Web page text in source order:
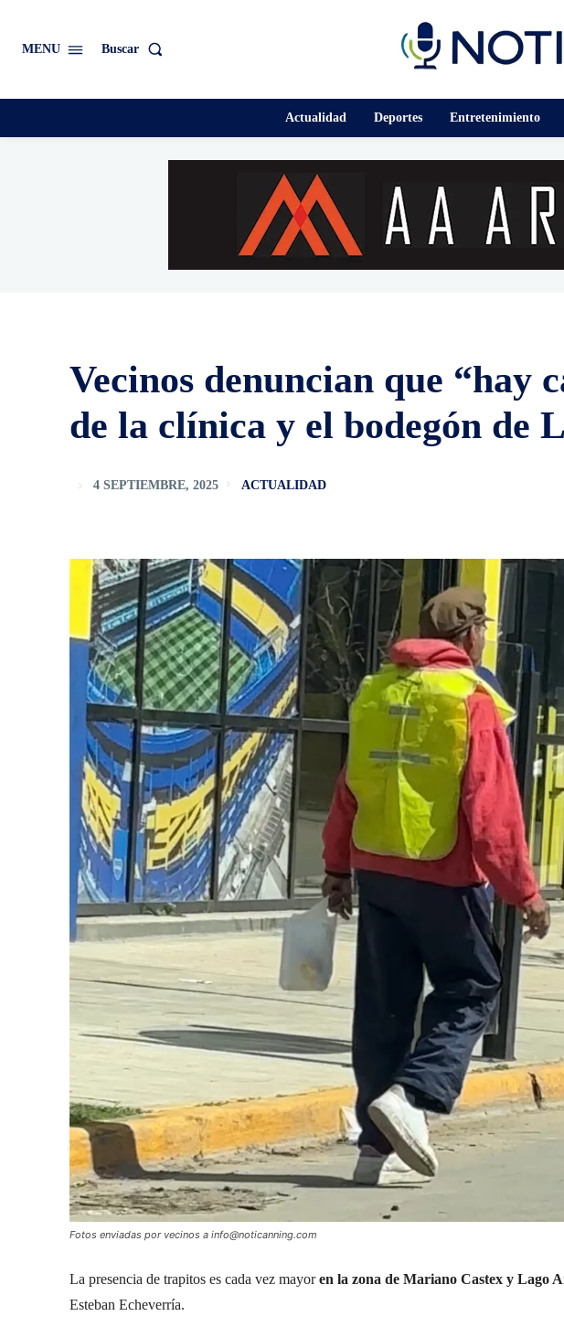
MENU Buscar
Actualidad Deportes Entretenimiento
Vecinos denuncian que “hay
de la clínica y el bodegón de
4 SEPTIEMBRE, 2025 ACTUALIDAD
Fotos enviadas por vecinos a info@noticanning.com
La presencia de trapitos es cada vez mayoren la zona de Mariano Castex y Lago
Esteban Echeverría.